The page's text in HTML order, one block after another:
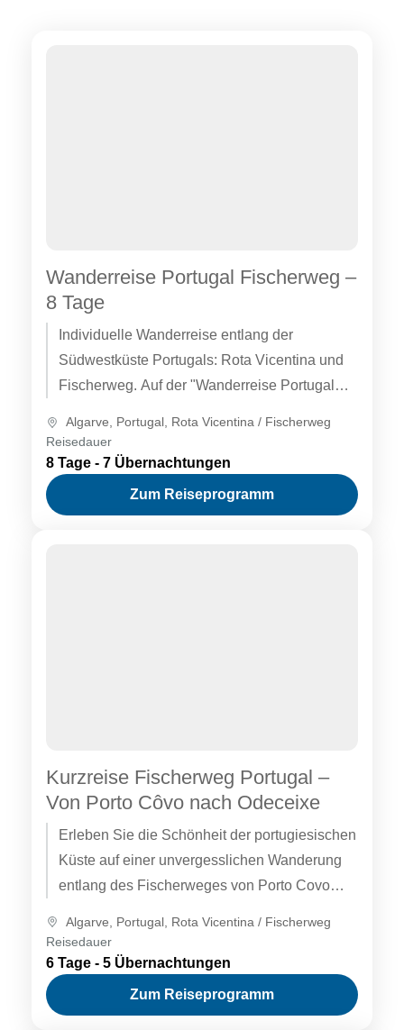
Wanderreise Portugal Fischerweg –
8 Tage
Individuelle Wanderreise entlang der
Südwestküste Portugals: Rota Vicentina und
Fischerweg. Auf der "Wanderreise Portugal
eindrucksvollsten Etappen dieses beliebten...
Algarve Portugal Rota Vicentina / Fischerweg
Reisedauer
8 Tage - 7 Übernachtungen
Zum Reiseprogramm
Kurzreise Fischerweg Portugal –
Von Porto Côvo nach Odeceixe
Erleben Sie die Schönheit der portugiesischen
Küste auf einer unvergesslichen Wanderung
entlang des Fischerweges von Porto Covo
entdecken Sie...
Algarve Portugal Rota Vicentina / Fischerweg
Reisedauer
6 Tage - 5 Übernachtungen
Zum Reiseprogramm